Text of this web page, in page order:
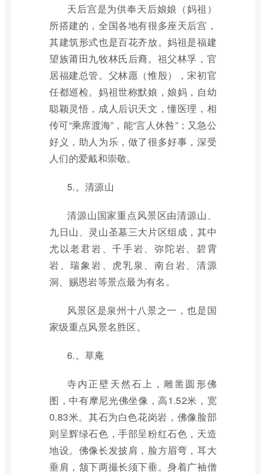
天后宫是为供奉天后娘娘（妈祖）
所搭建的，全国各地有很多座天后宫，
其建筑形式也是百花齐放。妈祖是福建
望族莆田九牧林氏后裔。祖父林孚，官
居福建总管。父林愿（惟殷），宋初官
任都巡检。妈祖世称默娘，娘妈，自幼
聪颖灵悟，成人后识天文，懂医理，相
传可“乘席渡海”，能“言人休咎”；又急公
好义，助人为乐，做了很多好事，深受
人们的爱戴和崇敬。
5.。清源山
清源山国家重点风景区由清源山、
九日山、灵山圣墓三大片区组成，其中
尤以老君岩、千手岩、弥陀岩、碧霄
岩、瑞象岩、虎乳泉、南台岩、清源
洞、赐恩岩等景点最为有名。
风景区是泉州十八景之一，也是国
家级重点风景名胜区。
6.。草庵
寺内正壁天然石上，雕凿圆形佛
图，中有摩尼光佛坐像，高1.52米，宽
0.83米。其石为白色花岗岩，佛像脸部
则呈辉绿石色，手部呈粉红石色，天造
地设。佛像长发披肩，脸方眉弯，耳大
垂肩，颔下两撮长须下垂。身着广袖僧